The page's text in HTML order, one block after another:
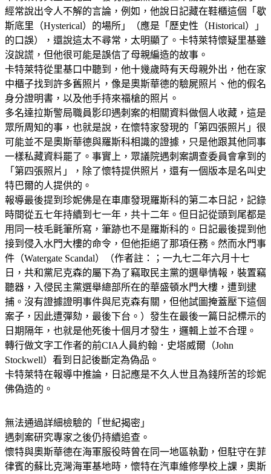
經常說出令人不解的言論，例如，他說日記藏在鞋櫃這個「歇
斯底里（Hysterical）的場所」（應是「歷史性（Historical）」
的口誤），還說這太不尋常，太明顯了。卡特萊特懷疑里基雖
沒說謊，但他很可能是誤信了母親編造的故事。
卡特萊特從里基口中聽到，他十幾歲時有天母親外出，他在家
中櫃子找到許多舊照片，像是奧斯華德的驗屍照片、他的假名
身分證明書，以及他手持來福槍的照片。
多名達拉斯警局職員影印遇刺案的相關資料做個人收藏，這是
眾所周知的事，也就是說，在懷特家發現的「第四張照片」很
可能並不是奧斯華德與羅斯科相識的證據，只是他跟其他同事
一樣私藏資料罷了。事實上，眾議院遇刺案調查委員會拿到的
「第四張照片」，除了懷特提供照片，還有一個版本是名叫史
特巴爾的人提供的。
報導最後提到珍妮佛是在車庫發現羅斯科的第二本日記，記錄
時間從五七年持續到七一年，共十二年。但日記從頭到尾都是
用同一枝毛氈筆所寫，筆跡也不是羅斯科的。日記最後提到他
接到侵入水門大樓的命令，但他拒絕了那項任務。然而水門事
件（Watergate Scandal）（作者註：；一九七二年六月十七
日，共和黨尼克森的屬下為了竊取民主黨的選舉情報，裝置竊
聽器，入侵民主黨選舉總部所在的華盛頓水門大樓，遭到逮
捕。沒有證據證明事件與尼克森有關，但他試圖掩蓋壓下這個
案子，因此遭彈劾，最後下台。）發生在最後一篇日記標示的
日期隔年，也就是他死後十個月才發生，邏輯上並不合理。
轉行做文字工作者的前CIA人員約翰．史塔威爾（John
Stockwell）看到日記後斷定為偽品。
卡特萊特在報導中推論，日記應是不久人世且為錢所苦的珍妮
佛偽造的。
無法通過詳細檢驗的「世紀揭密」
遇刺案研究專家之後仍持續追查。
懷特與奧斯華德在海軍服役時曾在同一地區執勤，但駐守在菲
律賓的蘇比克灣海軍基地時，懷特在汽車維修學校上課，奧斯